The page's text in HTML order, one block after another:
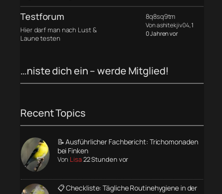
Testforum
Hier darf man nach Lust &
Laune testen
8q8sq9tm
Von ashitekjiv04, 1
0 Jahren vor
…niste dich ein – werde Mitglied!
Recent Topics
📝 Ausführlicher Fachbericht: Trichomonaden
bei Finken
Von Lisa22 Stunden vor
📋 Checkliste: Tägliche Routinehygiene in der